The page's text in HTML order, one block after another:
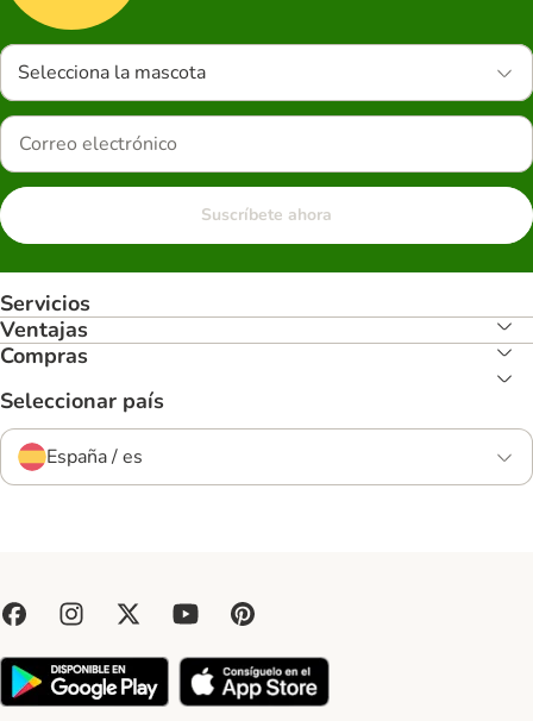
Selecciona la mascota
Suscríbete ahora
Servicios
Ventajas
Compras
Seleccionar país
España / es